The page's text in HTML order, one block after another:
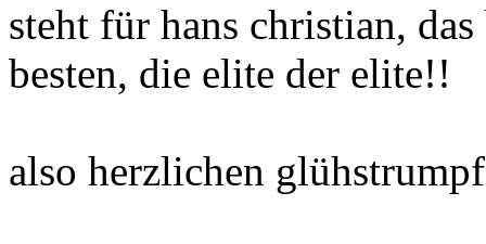
steht für hans christian,
besten, die elite der elite!!
also herzlichen